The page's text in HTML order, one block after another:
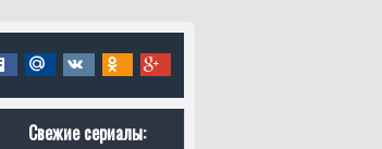
Свежие сериалы: